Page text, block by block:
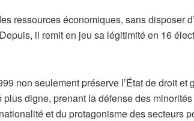
ressources économiques, sans disposer
il remit en jeu sa légitimité en 16
non seulement préserve l’État de droit
digne, prenant la défense des
et du protagonisme des secteurs